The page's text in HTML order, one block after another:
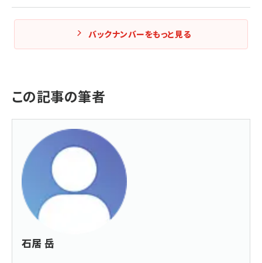
バックナンバーをもっと見る
この記事の筆者
石居 岳